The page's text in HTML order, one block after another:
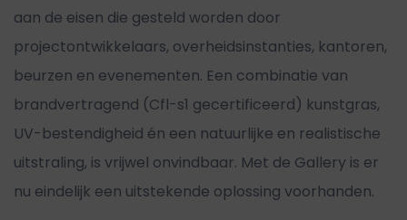
aan de eisen die gesteld worden door
projectontwikkelaars, overheidsinstanties, kantoren,
beurzen en evenementen. Een combinatie van
brandvertragend (Cfl-s1 gecertificeerd) kunstgras,
UV-bestendigheid én een natuurlijke en realistische
uitstraling, is vrijwel onvindbaar. Met de Gallery is er
nu eindelijk een uitstekende oplossing voorhanden.